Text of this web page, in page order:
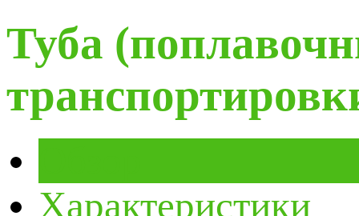
Туба
Характеристики